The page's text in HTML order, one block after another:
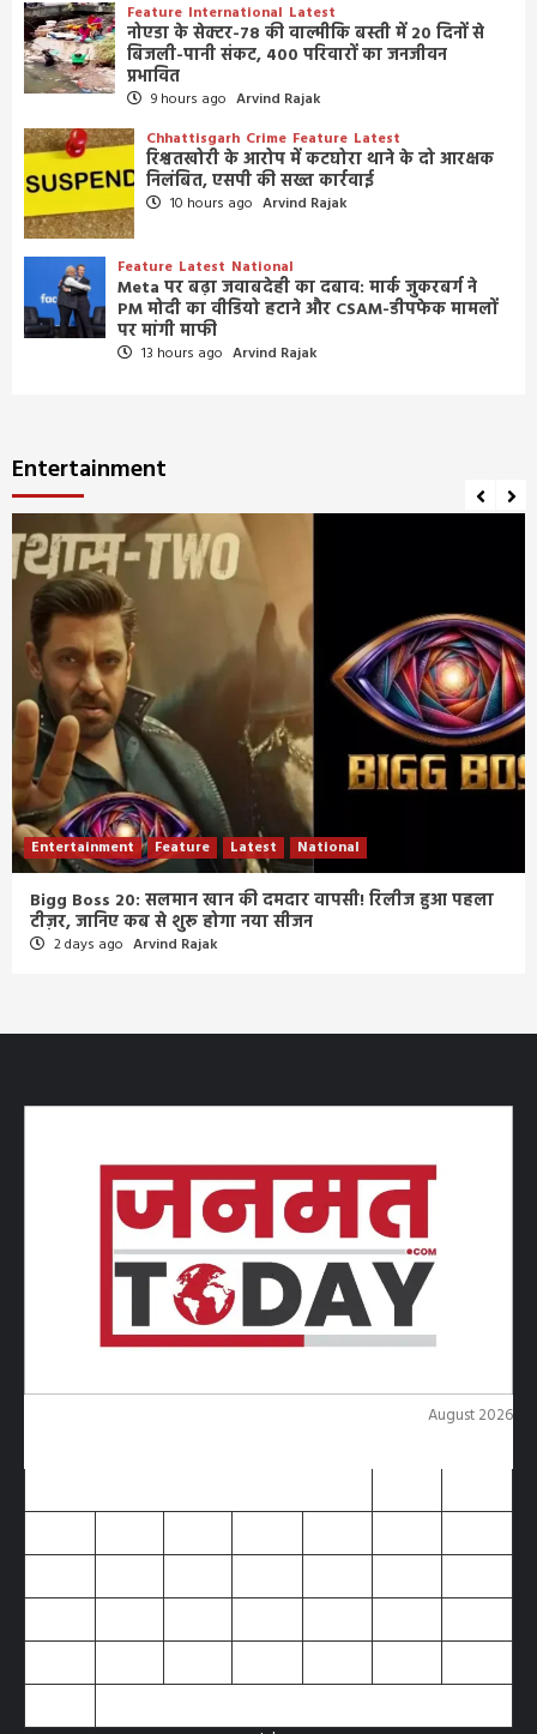
Feature International Latest
नोएडा के सेक्टर-78 की वाल्मीकि बस्ती में 20 दिनों से
बिजली-पानी संकट, 400 परिवारों का जनजीवन
प्रभावित
9 hours ago Arvind Rajak
Chhattisgarh Crime Feature Latest
रिश्वतखोरी के आरोप में कटघोरा थाने के दो आरक्षक
निलंबित, एसपी की सख्त कार्रवाई
10 hours ago Arvind Rajak
Feature Latest National
Meta पर बढ़ा जवाबदेही का दबाव: मार्क जुकरबर्ग ने
PM मोदी का वीडियो हटाने और CSAM-डीपफेक मामलों
पर मांगी माफी
13 hours ago Arvind Rajak
Entertainment
Entertainment Feature Latest National
Bigg Boss 20: सलमान खान की दमदार वापसी! रिलीज हुआ पहला
टीज़र, जानिए कब से शुरू होगा नया सीजन
2 days ago Arvind Rajak
August 2026